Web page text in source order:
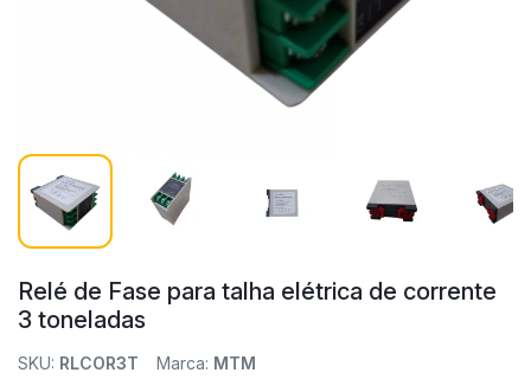
Relé de Fase para talha elétrica de corrente
3 toneladas
SKU: RLCOR3T Marca: MTM